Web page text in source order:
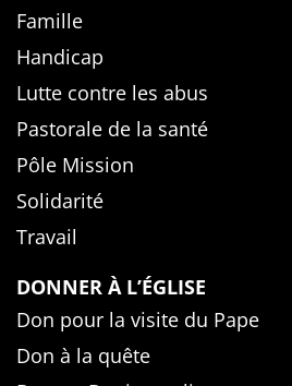
Famille
Handicap
Lutte contre les abus
Pastorale de la santé
Pôle Mission
Solidarité
Travail
DONNER À L’ÉGLISE
Don pour la visite du Pape
Don à la quête